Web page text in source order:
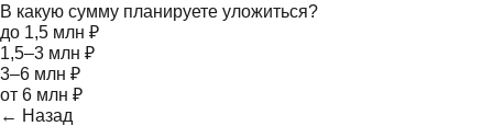
В какую сумму планируете уложиться?
до 1,5 млн ₽
1,5–3 млн ₽
3–6 млн ₽
от 6 млн ₽
← Назад